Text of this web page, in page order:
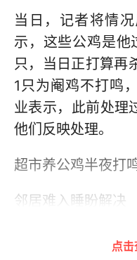
当日，记者将情
示，这些公鸡是
只，当日正打算再
1只为阉鸡不打鸣
业表示，此前处理
他们反映处理。
超市养公鸡半夜打
邻居难入睡盼解决
近日，长沙市民
点